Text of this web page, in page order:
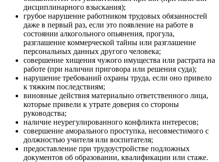
дисциплинарного взыскания);
грубое нарушение работником трудовых обязанностей
даже в первый раз, если это появление на работе в
состоянии алкогольного опьянения, прогула,
разглашение коммерческой тайны или разглашение
персональных данных другого человека;
совершение хищения чужого имущества или растрата на
работе (при наличии приговора или решения суда);
нарушение требований охраны труда, если оно привело
к тяжким последствиям;
виновные действия материально ответственного лица,
которые привели к утрате доверия со стороны
руководства;
наличие неурегулированного конфликта интересов;
совершение аморального проступка, несовместимого с
должностью учителя или воспитателя;
предоставление при трудоустройстве подложных
документов об образовании, квалификации или стаже.